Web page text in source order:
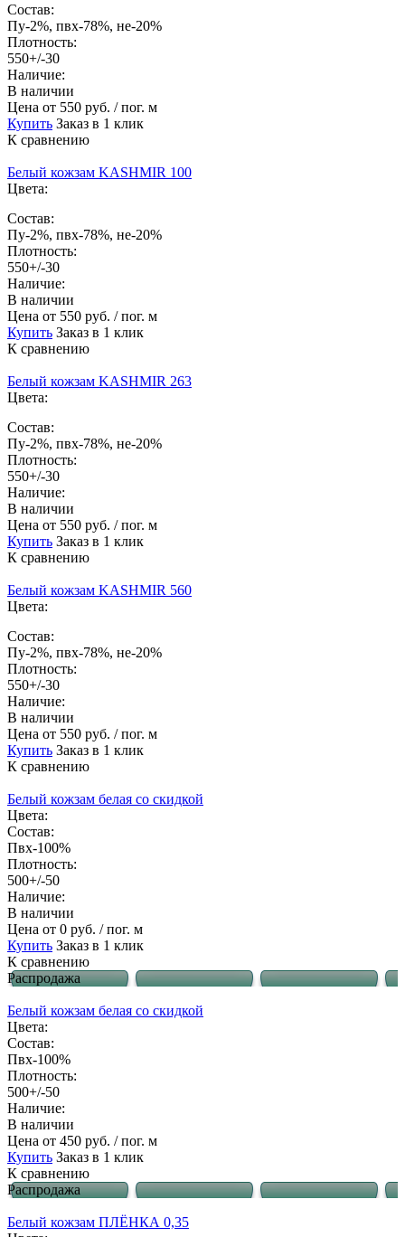
Состав:
Пу-2%, пвх-78%, не-20%
Плотность:
550+/-30
Наличие:
В наличии
Цена от 550 руб. / пог. м
Купить Заказ в 1 клик
К сравнению
Белый кожзам KASHMIR 100
Цвета:
Состав:
Пу-2%, пвх-78%, не-20%
Плотность:
550+/-30
Наличие:
В наличии
Цена от 550 руб. / пог. м
Купить Заказ в 1 клик
К сравнению
Белый кожзам KASHMIR 263
Цвета:
Состав:
Пу-2%, пвх-78%, не-20%
Плотность:
550+/-30
Наличие:
В наличии
Цена от 550 руб. / пог. м
Купить Заказ в 1 клик
К сравнению
Белый кожзам KASHMIR 560
Цвета:
Состав:
Пу-2%, пвх-78%, не-20%
Плотность:
550+/-30
Наличие:
В наличии
Цена от 550 руб. / пог. м
Купить Заказ в 1 клик
К сравнению
Белый кожзам белая со скидкой
Цвета:
Состав:
Пвх-100%
Плотность:
500+/-50
Наличие:
В наличии
Цена от 0 руб. / пог. м
Купить Заказ в 1 клик
К сравнению
Распродажа
Белый кожзам белая со скидкой
Цвета:
Состав:
Пвх-100%
Плотность:
500+/-50
Наличие:
В наличии
Цена от 450 руб. / пог. м
Купить Заказ в 1 клик
К сравнению
Распродажа
Белый кожзам ПЛЁНКА 0,35